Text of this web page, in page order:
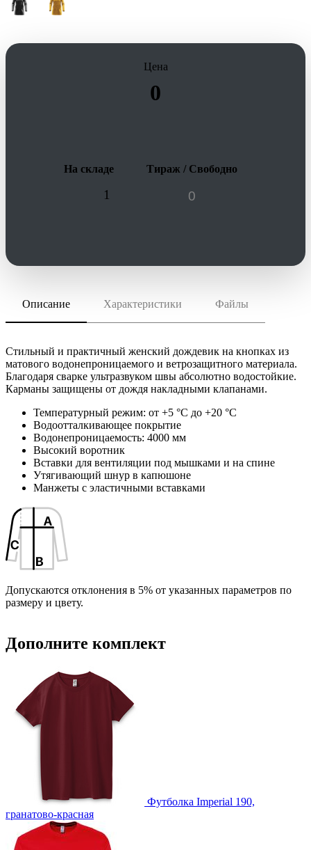
Цена
0
На складе Тираж / Свободно
1
Описание
Стильный и практичный женский дождевик на кнопках из
матового водонепроницаемого и ветрозащитного материала.
Благодаря сварке ультразвуком швы абсолютно водостойкие.
Карманы защищены от дождя накладными клапанами.
Температурный режим: от +5 °C до +20 °C
Водоотталкивающее покрытие
Водонепроницаемость: 4000 мм
Высокий воротник
Вставки для вентиляции под мышками и на спине
Утягивающий шнур в капюшоне
Манжеты с эластичными вставками
Допускаются отклонения в 5% от указанных параметров по
размеру и цвету.
Характеристики
РАЗМЕР ТОВАРА
вставка на спине – сетка - полиэстер 100%
ТРАНСПОРТНАЯ УПАКОВКА
86.0x56.0x14.0 см
ВИДЫ НАНЕСЕНИЯ
F2 -Флекс (1 цвет) F1 -Флекс (1 цвет)
DTF4 -Печать DTF
DTF-F -Печать DTF с эффектами (1 цвет)
D4 -Шелкография с трансфером (5 цветов)
B4 -Шелкография на текстиль (1 цвет)
Файлы
скачать (pdf)
Инструкция по сохранению pdf из Corel Draw
Инструкция по сохранению pdf из Adobe Illustrator
Дополните комплект
Футболка Imperial 190,
гранатово-красная